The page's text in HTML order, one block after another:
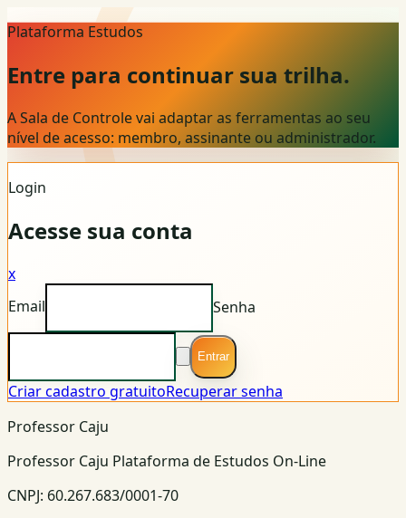
Plataforma Estudos
Entre para continuar sua trilha.
A Sala de Controle vai adaptar as ferramentas ao seu
nível de acesso: membro, assinante ou administrador.
Login
Acesse sua conta
x
Email
Senha
Entrar
Criar cadastro gratuitoRecuperar senha
Professor Caju
Professor Caju Plataforma de Estudos On-Line
CNPJ: 60.267.683/0001-70